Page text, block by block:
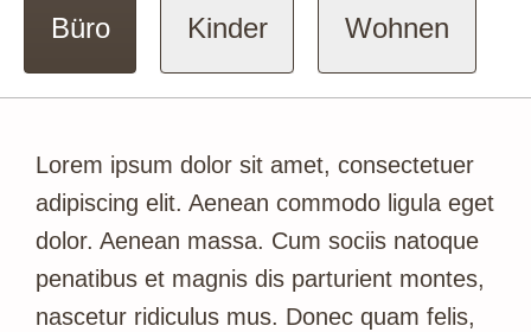
Büro Kinder Wohnen
Lorem ipsum dolor sit amet, consectetuer
adipiscing elit. Aenean commodo ligula eget
dolor. Aenean massa. Cum sociis natoque
penatibus et magnis dis parturient montes,
nascetur ridiculus mus. Donec quam felis,